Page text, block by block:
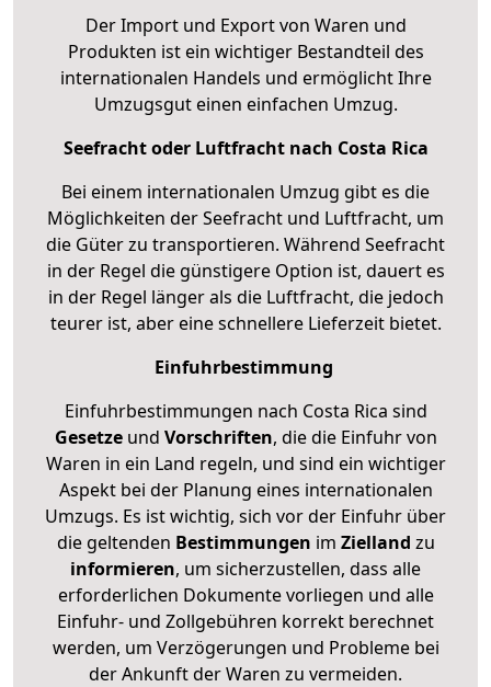
Der Import und Export von Waren und
Produkten ist ein wichtiger Bestandteil des
internationalen Handels und ermöglicht Ihre
Umzugsgut einen einfachen Umzug.
Seefracht oder Luftfracht nach Costa Rica
Bei einem internationalen Umzug gibt es die
Möglichkeiten der Seefracht und Luftfracht, um
die Güter zu transportieren. Während Seefracht
in der Regel die günstigere Option ist, dauert es
in der Regel länger als die Luftfracht, die jedoch
teurer ist, aber eine schnellere Lieferzeit bietet.
Einfuhrbestimmung
Einfuhrbestimmungen nach Costa Rica sind
Gesetzeund Vorschriften, die die Einfuhr von
Waren in ein Land regeln, und sind ein wichtiger
Aspekt bei der Planung eines internationalen
Umzugs. Es ist wichtig, sich vor der Einfuhr über
die geltenden Bestimmungen im Zielland zu
informieren, um sicherzustellen, dass alle
erforderlichen Dokumente vorliegen und alle
Einfuhr- und Zollgebühren korrekt berechnet
werden, um Verzögerungen und Probleme bei
der Ankunft der Waren zu vermeiden.